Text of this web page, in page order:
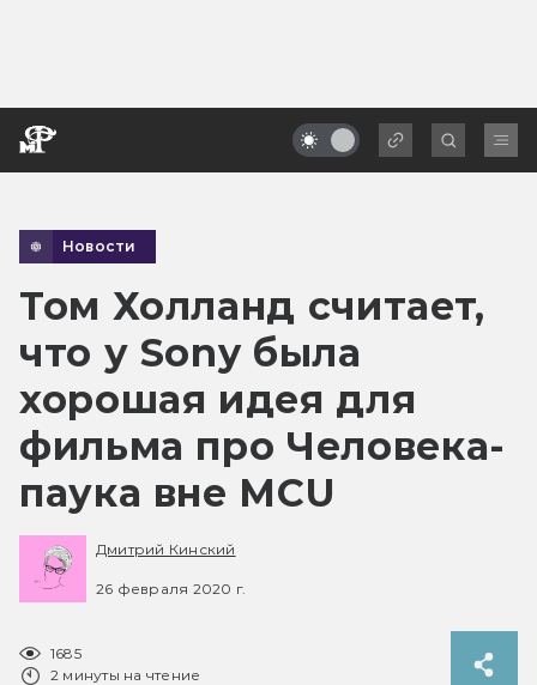
Новости
Том Холланд считает,
что у Sony была
хорошая идея для
фильма про Человека-
паука вне MCU
Дмитрий Кинский
26 февраля 2020 г.
1685
2 минуты на чтение